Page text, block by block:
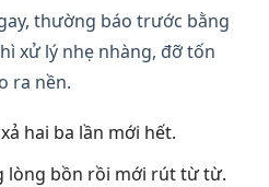
thường báo trước bằng
xử lý nhẹ nhàng, đỡ tốn
ra nền.
hai ba lần mới hết.
lòng bồn rồi mới rút từ từ.